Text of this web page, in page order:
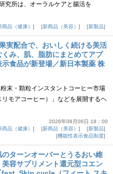
究所は、オーラルケアと腸活を
商品（健康） 新商品（美容） 新製品
実配合で、おいしく続ける美活
み、肌、脂肪にまとめてアプ
食品が新登場／新日本製薬 株
末・顆粒インスタントコーヒー市場
モアコーヒー）」などを展開するヘ
2026年08月06日 18：00
商品（健康） 新商品（美容）
新製品
機能性表示食品制度
ターンオーバーとうるおい維
容サプリメント還元型コエン